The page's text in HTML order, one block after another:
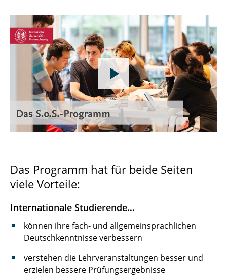
Das Programm hat für beide Seiten
viele Vorteile:
Internationale Studierende…
können ihre fach- und allgemeinsprachlichen
Deutschkenntnisse verbessern
verstehen die Lehrveranstaltungen besser und
erzielen bessere Prüfungsergebnisse